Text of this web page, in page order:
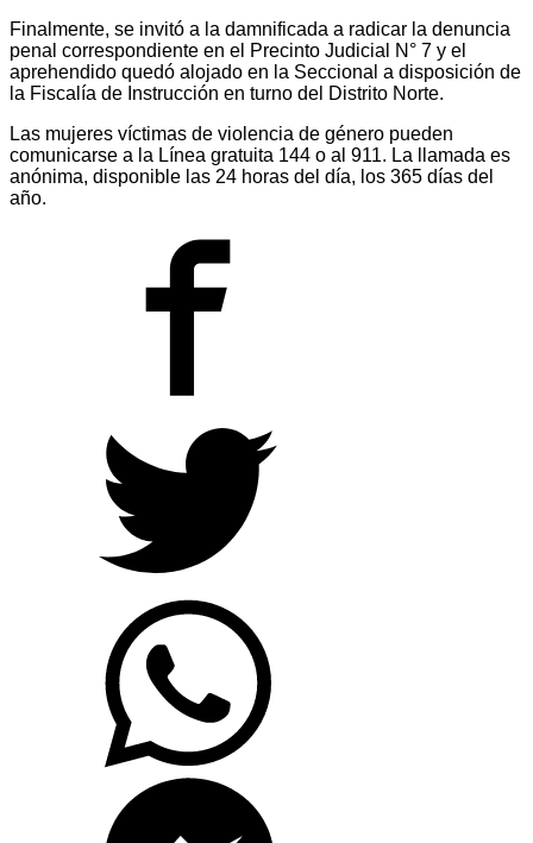
Finalmente, se invitó a la damnificada a radicar la denuncia
penal correspondiente en el Precinto Judicial N° 7 y el
aprehendido quedó alojado en la Seccional a disposición de
la Fiscalía de Instrucción en turno del Distrito Norte.
Las mujeres víctimas de violencia de género pueden
comunicarse a la Línea gratuita 144 o al 911. La llamada es
anónima, disponible las 24 horas del día, los 365 días del
año.